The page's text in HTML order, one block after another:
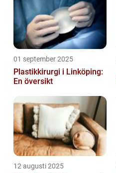
01 september 2025
Plastikkirurgi i Linköping:
En översikt
12 augusti 2025